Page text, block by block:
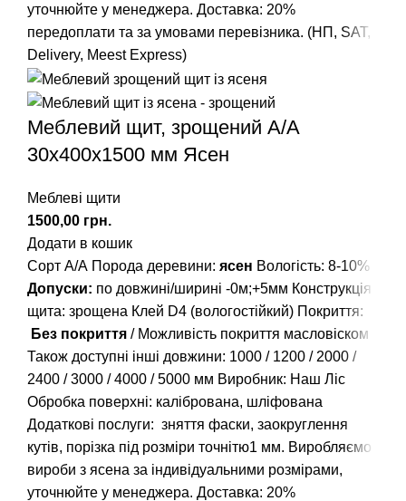
уточнюйте у менеджера. Доставка: 20%
передоплати та за умовами перевізника. (НП, SAT,
Delivery, Meest Express)
Меблевий щит, зрощений A/А
30х400х1500 мм Ясен
Меблеві щити
грн.
Додати в кошик
Сорт А/А Порода деревини: ясен Вологість: 8-10%
Допуски: по довжині/ширині -0м;+5мм Конструкція
щита: зрощена Клей D4 (вологостійкий) Покриття:
Без покриття / Можливість покриття масловіском
Також доступні інші довжини: 1000 / 1200 / 2000 /
2400 /3000 /4000 /5000 мм Виробник: Наш Ліс
Обробка поверхні: калібрована, шліфована
Додаткові послуги: зняття фаски, заокруглення
кутів, порізка під розміри точнітю1 мм. Виробляємо
вироби з ясена за індивідуальними розмірами,
уточнюйте у менеджера. Доставка: 20%